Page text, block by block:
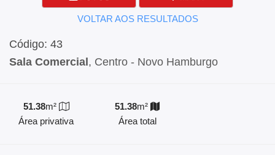
VOLTAR AOS RESULTADOS
Código: 43
Sala Comercial , Centro - Novo Hamburgo
51.38m²
Área privativa
51.38m²
Área total